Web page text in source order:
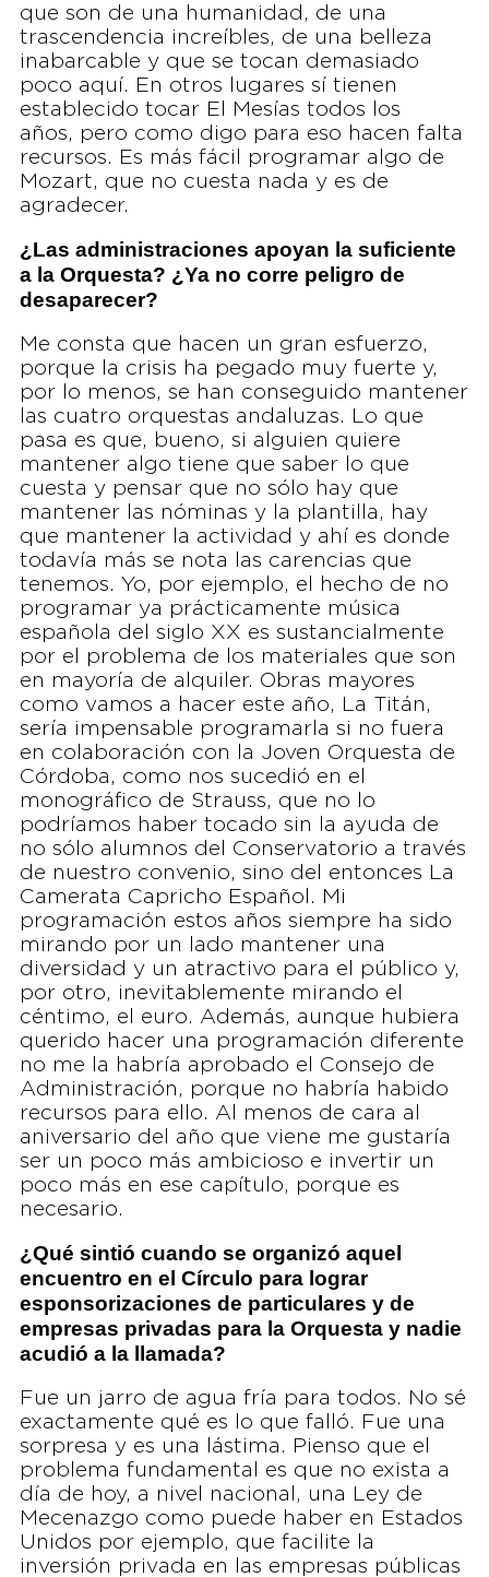
que son de una humanidad, de una
trascendencia increíbles, de una belleza
inabarcable y que se tocan demasiado
poco aquí. En otros lugares sí tienen
establecido tocar El Mesías todos los
años, pero como digo para eso hacen falta
recursos. Es más fácil programar algo de
Mozart, que no cuesta nada y es de
agradecer.
¿Las administraciones apoyan la suficiente
a la Orquesta? ¿Ya no corre peligro de
desaparecer?
Me consta que hacen un gran esfuerzo,
porque la crisis ha pegado muy fuerte y,
por lo menos, se han conseguido mantener
las cuatro orquestas andaluzas. Lo que
pasa es que, bueno, si alguien quiere
mantener algo tiene que saber lo que
cuesta y pensar que no sólo hay que
mantener las nóminas y la plantilla, hay
que mantener la actividad y ahí es donde
todavía más se nota las carencias que
tenemos. Yo, por ejemplo, el hecho de no
programar ya prácticamente música
española del siglo XX es sustancialmente
por el problema de los materiales que son
en mayoría de alquiler. Obras mayores
como vamos a hacer este año, La Titán,
sería impensable programarla si no fuera
en colaboración con la Joven Orquesta de
Córdoba, como nos sucedió en el
monográfico de Strauss, que no lo
podríamos haber tocado sin la ayuda de
no sólo alumnos del Conservatorio a través
de nuestro convenio, sino del entonces La
Camerata Capricho Español. Mi
programación estos años siempre ha sido
mirando por un lado mantener una
diversidad y un atractivo para el público y,
por otro, inevitablemente mirando el
céntimo, el euro. Además, aunque hubiera
querido hacer una programación diferente
no me la habría aprobado el Consejo de
Administración, porque no habría habido
recursos para ello. Al menos de cara al
aniversario del año que viene me gustaría
ser un poco más ambicioso e invertir un
poco más en ese capítulo, porque es
necesario.
¿Qué sintió cuando se organizó aquel
encuentro en el Círculo para lograr
esponsorizaciones de particulares y de
empresas privadas para la Orquesta y nadie
acudió a la llamada?
Fue un jarro de agua fría para todos. No sé
exactamente qué es lo que falló. Fue una
sorpresa y es una lástima. Pienso que el
problema fundamental es que no exista a
día de hoy, a nivel nacional, una Ley de
Mecenazgo como puede haber en Estados
Unidos por ejemplo, que facilite la
inversión privada en las empresas públicas